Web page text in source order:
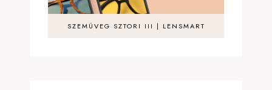
SZEMÜVEG SZTORI III | LENSMART